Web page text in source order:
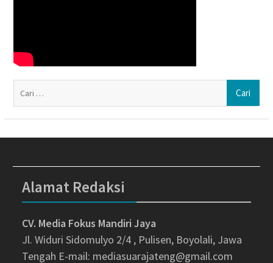
Alamat Redaksi
CV. Media Fokus Mandiri Jaya
Jl. Widuri Sidomulyo 2/4 , Pulisen, Boyolali, Jawa
Tengah E-mail: mediasuarajateng@gmail.com